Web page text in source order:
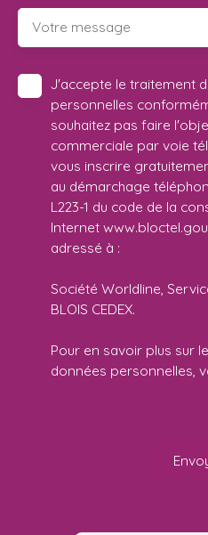
Votre message
J'accepte le traitement
personnelles
souhaitez pas faire
commerciale par voie
vous inscrire
au démarchage
L223-1 du code de la
Internet
adressé à :
Société Worldline,
BLOIS CEDEX.
Pour en savoir plus sur
données personnelles,